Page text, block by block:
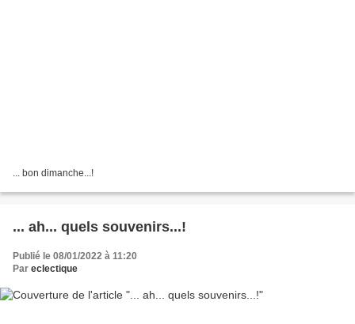
... bon dimanche...!
... ah... quels souvenirs...!
Publié le 08/01/2022 à 11:20
Par eclectique